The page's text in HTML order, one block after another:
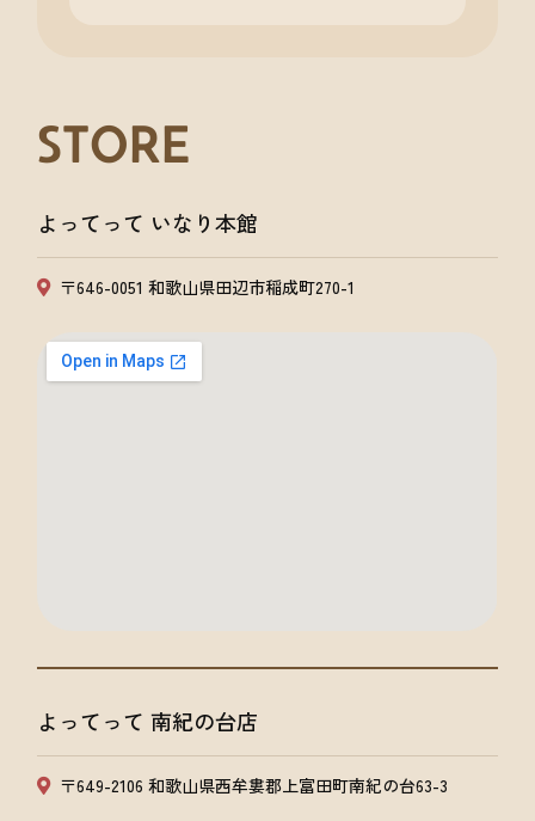
STORE
よってって いなり本館
〒646-0051 和歌山県田辺市稲成町270-1
よってって 南紀の台店
〒649-2106 和歌山県西牟婁郡上富田町南紀の台63-3